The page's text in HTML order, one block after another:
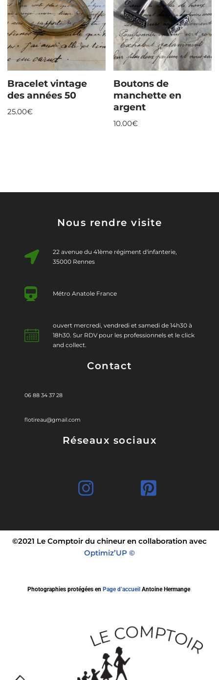
Bracelet vintage
des années 50
25.00€
Boutons de
manchette en
argent
10.00€
Nous rendre visite
22 avenue du 41ème régiment d'infanterie,
35000 Rennes
Métro Anatole France
ouvert mercredi, vendredi et samedi de 14h30 à
18h30. Sur RDV pour les professionnels et le click
and collect.
Contact
06 88 34 37 28
flotireau@gmail.com
Réseaux sociaux
©2021 Le Comptoir du chineur en collaboration avec
Optimiz’UP ©
Photographies protégées en Page d’accueil Antoine Hermange